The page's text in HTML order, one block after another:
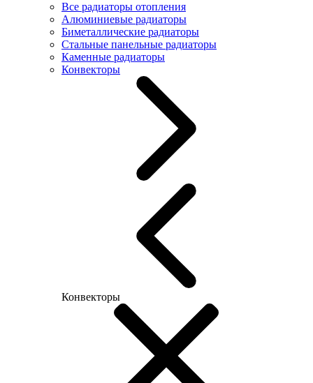
Все радиаторы отопления
Алюминиевые радиаторы
Биметаллические радиаторы
Стальные панельные радиаторы
Каменные радиаторы
Конвекторы
Конвекторы